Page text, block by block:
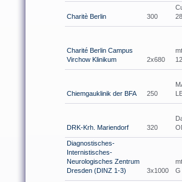
Charitè Berlin 300
Charité Berlin Campus
Virchow Klinikum
2x680
Chiemgauklinik der BFA 250
DRK-Krh. Mariendorf 320
Diagnostisches-
Internistisches-
Neurologisches Zentrum
Dresden (DINZ 1-3)
3x1000
G